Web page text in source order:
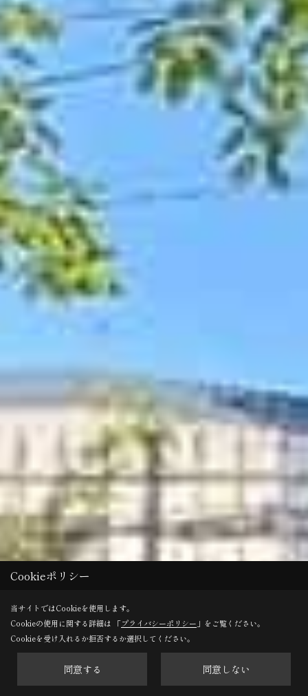
Cookieポリシー
当サイトではCookieを使用します。
Cookieの使用に関する詳細は 「プライバシーポリシー 」をご覧ください。
Cookieを受け入れるか拒否するか選択してください。
同意する 同意しない